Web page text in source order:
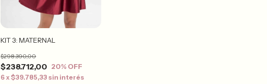
KIT 3: MATERNAL
$238.712,00
$298.390,00
20% OFF
6 x$39.785,33 sin interés